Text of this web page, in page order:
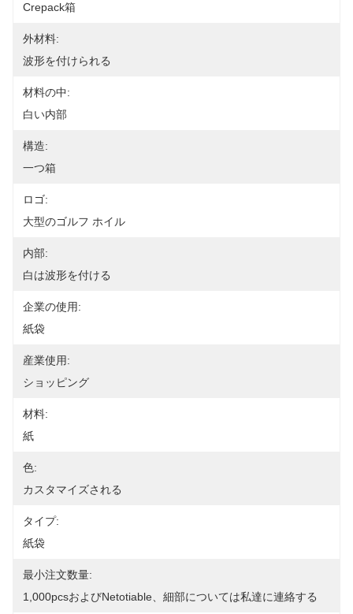
Crepack箱
外材料:
波形を付けられる
材料の中:
白い内部
構造:
一つ箱
ロゴ:
大型のゴルフ ホイル
内部:
白は波形を付ける
企業の使用:
紙袋
産業使用:
ショッピング
材料:
紙
色:
カスタマイズされる
タイプ:
紙袋
最小注文数量:
1,000pcsおよびnetotiable、細部については私達に連絡する